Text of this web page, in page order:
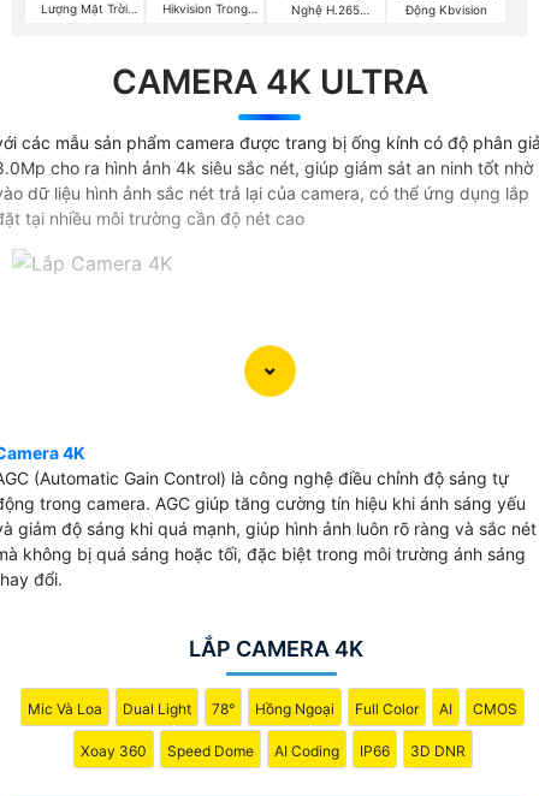
Lượng Mặt Trời
Hikvision Trong
Nghệ H.265
Động Kbvision
CAMERA 4K ULTRA
các mẫu sản phẩm camera được trang bị ống kính có độ phân
cho ra hình ảnh 4k siêu sắc nét, giúp giám sát an ninh tốt nhờ
dữ liệu hình ảnh sắc nét trả lại của camera, có thể ứng dụng lắp
tại nhiều môi trường cần độ nét cao
4K
(Automatic Gain Control) là công nghệ điều chỉnh độ sáng tự
trong camera. AGC giúp tăng cường tín hiệu khi ánh sáng yếu
giảm độ sáng khi quá mạnh, giúp hình ảnh luôn rõ ràng và sắc nét
không bị quá sáng hoặc tối, đặc biệt trong môi trường ánh sáng
đổi.
LẮP CAMERA 4K
Mic Và Loa Dual Light 78° Hồng Ngoại Full Color AI CMOS
Xoay 360 Speed Dome AI Coding IP66 3D DNR